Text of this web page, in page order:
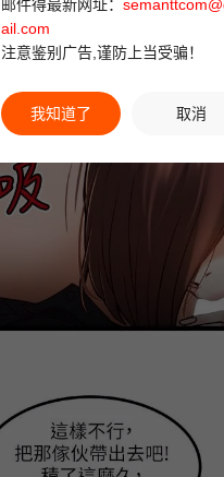
邮件得最新网址：
ail.com
注意鉴别广告,谨防上当受骗！
我知道了 取消